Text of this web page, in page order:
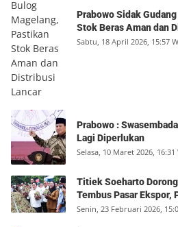
Prabowo Sidak
Stok Beras Aman dan
Sabtu, 18 April 2026, 15:57
Prabowo :
Lagi Diperlukan
Selasa, 10 Maret 2026, 16:31
Titiek Soeharto
Tembus Pasar Ekspor,
Juta per Hektare
Senin, 23 Februari 2026,